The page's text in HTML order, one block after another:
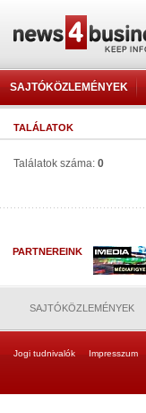
SAJTÓKÖZLEMÉNYEK
TALÁLATOK
Találatok száma: 0
PARTNEREINK
SAJTÓKÖZLEMÉNYEK
Jogi tudnivalók Impresszum